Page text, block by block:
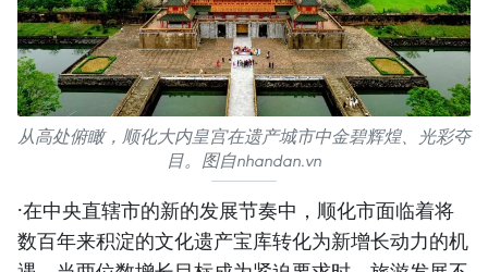
从高处俯瞰，顺化大内皇宫在遗产城市中金碧辉煌、光彩夺
目。图自nhandan.vn
·在中央直辖市的新的发展节奏中，顺化市面临着将
数百年来积淀的文化遗产宝库转化为新增长动力的机